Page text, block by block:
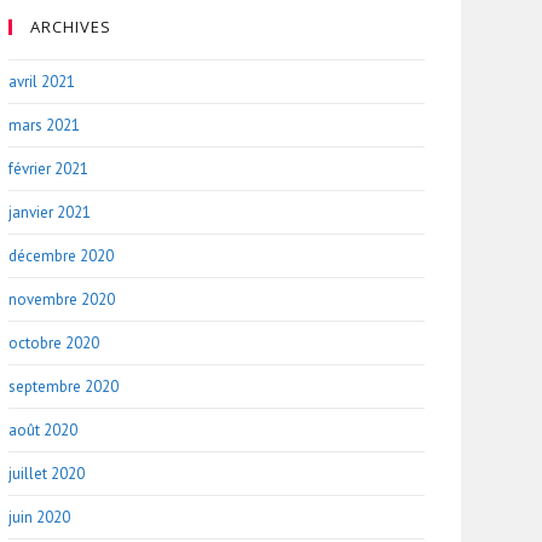
ARCHIVES
avril 2021
mars 2021
février 2021
janvier 2021
décembre 2020
novembre 2020
octobre 2020
septembre 2020
août 2020
juillet 2020
juin 2020